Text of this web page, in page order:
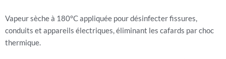
Vapeur sèche à 180°C appliquée pour désinfecter fissures,
conduits et appareils électriques, éliminant les cafards par choc
thermique.